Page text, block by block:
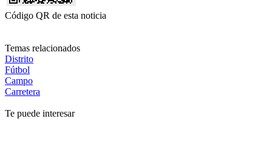
Código QR de esta noticia
Temas relacionados
Distrito
Fútbol
Campo
Carretera
Te puede interesar